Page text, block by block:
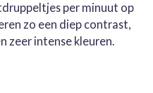
per minuut op
zo een diep contrast,
zeer intense kleuren.